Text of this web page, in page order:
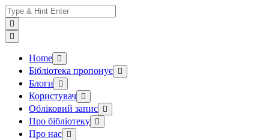
Skip
to
content
Search
for:
Home
Бібліотека пропонує
Блоги
Користувач
Обліковий запис
Про бібліотеку
Про нас